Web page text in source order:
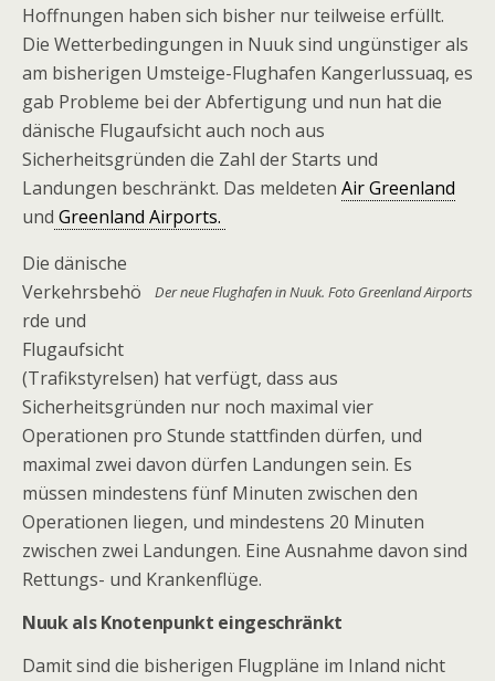
Hoffnungen haben sich bisher nur teilweise erfüllt.
Die Wetterbedingungen in Nuuk sind ungünstiger als
am bisherigen Umsteige-Flughafen Kangerlussuaq, es
gab Probleme bei der Abfertigung und nun hat die
dänische Flugaufsicht auch noch aus
Sicherheitsgründen die Zahl der Starts und
Landungen beschränkt. Das meldeten Air Greenland
und Greenland Airports.
Der neue Flughafen in Nuuk. Foto Greenland Airports
Die dänische
Verkehrsbehö
rde und
Flugaufsicht
(Trafikstyrelsen) hat verfügt, dass aus
Sicherheitsgründen nur noch maximal vier
Operationen pro Stunde stattfinden dürfen, und
maximal zwei davon dürfen Landungen sein. Es
müssen mindestens fünf Minuten zwischen den
Operationen liegen, und mindestens 20 Minuten
zwischen zwei Landungen. Eine Ausnahme davon sind
Rettungs- und Krankenflüge.
Nuuk als Knotenpunkt eingeschränkt
Damit sind die bisherigen Flugpläne im Inland nicht